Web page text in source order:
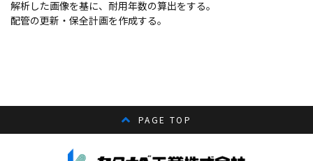
解析した画像を基に、耐用年数の算出をする。
配管の更新・保全計画を作成する。
PAGE TOP